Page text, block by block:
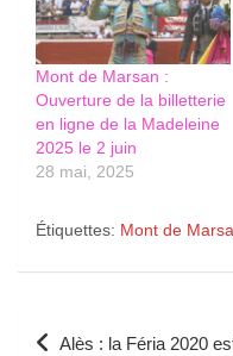
Mont de Marsan :
Ouverture de la billetterie
en ligne de la Madeleine
2025 le 2 juin
28 mai, 2025
Étiquettes: Mont de
Navigation
Alès : la Féria 2020